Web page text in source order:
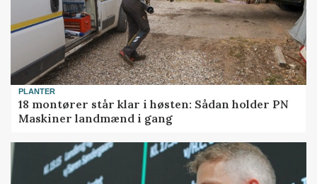
PLANTER
18 montører står klar i høsten: Sådan holder PN
Maskiner landmænd i gang